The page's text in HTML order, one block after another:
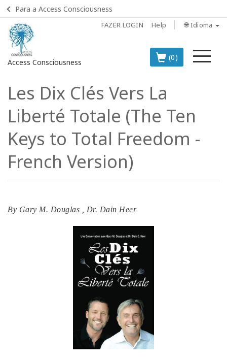
Para a Access Consciousness
FAZER LOGIN Help 🌐 Idioma
Access Consciousness
(0)
Fazer
login
em
sua
conta
OS
PRINCIPAIS
PRODUTOS
Les Dix Clés Vers La
Liberté Totale (The Ten
Keys to Total Freedom -
French Version)
By Gary M. Douglas Dr. Dain Heer